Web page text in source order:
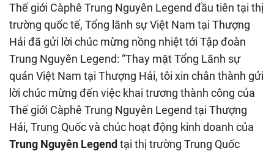
Thế giới Càphê Trung Nguyên Legend đầu tiên tại thị
trường quốc tế, Tổng lãnh sự Việt Nam tại Thượng
Hải đã gửi lời chúc mừng nồng nhiệt tới Tập đoàn
Trung Nguyên Legend: “Thay mặt Tổng Lãnh sự
quán Việt Nam tại Thượng Hải, tôi xin chân thành gửi
lời chúc mừng đến việc khai trương thành công của
Thế giới Càphê Trung Nguyên Legend tại Thượng
Hải, Trung Quốc và chúc hoạt động kinh doanh của
Trung Nguyên Legendtại thị trường Trung Quốc